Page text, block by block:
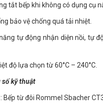
tắt bếp khi không có dụng cụ
bảo vệ chống quá tải nhiệt.
tự động nhận diện nồi, tự
độ lựa chọn từ 60°C – 240°C.
kỹ thuật
: Bếp từ đôi Rommel Sbacher